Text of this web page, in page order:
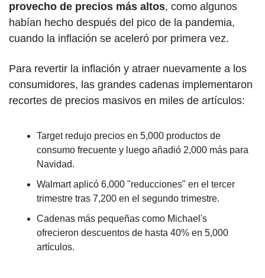
provecho de precios más altos, como algunos
habían hecho después del pico de la pandemia,
cuando la inflación se aceleró por primera vez.
Para revertir la inflación y atraer nuevamente a los
consumidores, las grandes cadenas implementaron
recortes de precios masivos en miles de artículos:
Target redujo precios en 5,000 productos de
consumo frecuente y luego añadió 2,000 más para
Navidad.
Walmart aplicó 6,000 "reducciones" en el tercer
trimestre tras 7,200 en el segundo trimestre.
Cadenas más pequeñas como Michael's
ofrecieron descuentos de hasta 40% en 5,000
artículos.